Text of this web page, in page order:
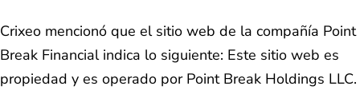
Crixeo mencionó que el sitio web de la compañía Point
Break Financial indica lo siguiente: Este sitio web es
propiedad y es operado por Point Break Holdings LLC.